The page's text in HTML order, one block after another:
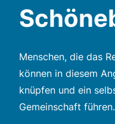
Menschen, die das
können in diesem
knüpfen und ein
Gemeinschaft führen.